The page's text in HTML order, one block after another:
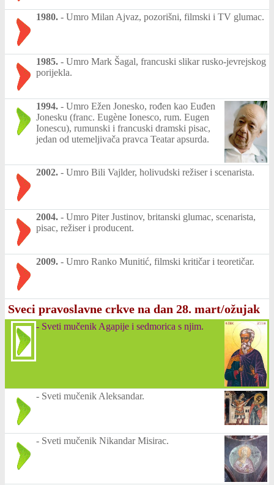
1980. - Umro Milan Ajvaz, pozorišni, filmski i TV glumac.
1985. - Umro Mark Šagal, francuski slikar rusko-jevrejskog
porijekla.
1994. - Umro Ežen Jonesko, rođen kao Euđen
Jonesku (franc. Eugène Ionesco, rum. Eugen
Ionescu), rumunski i francuski dramski pisac,
jedan od utemeljivača pravca Teatar apsurda.
2002. - Umro Bili Vajlder, holivudski režiser i scenarista.
2004. - Umro Piter Justinov, britanski glumac, scenarista,
pisac, režiser i producent.
2009. - Umro Ranko Munitić, filmski kritičar i teoretičar.
Sveci pravoslavne crkve na dan 28. mart/ožujak
- Sveti mučenik Agapije i sedmorica s njim.
- Sveti mučenik Aleksandar.
- Sveti mučenik Nikandar Misirac.